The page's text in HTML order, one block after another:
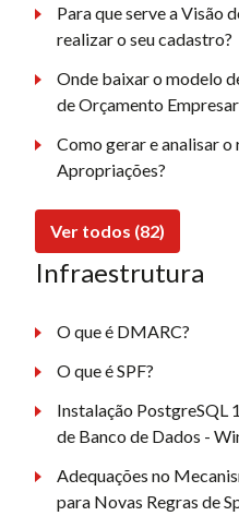
Para que serve a Visão
realizar o seu cadastro?
Onde baixar o modelo
de Orçamento
Como gerar e analisar
Apropriações?
Ver todos (82)
Infraestrutura
O que é DMARC?
O que é SPF?
Instalação PostgreSQL
de Banco de Dados -
Adequações no
para Novas Regras de